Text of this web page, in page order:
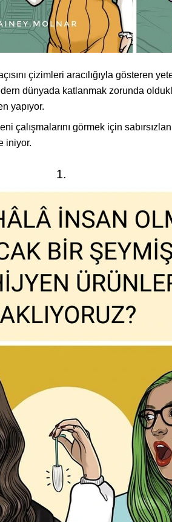
çizimleri aracılığıyla gösteren
dünyada katlanmak zorunda
yapıyor.
çalışmalarını görmek için
iniyor.
1.